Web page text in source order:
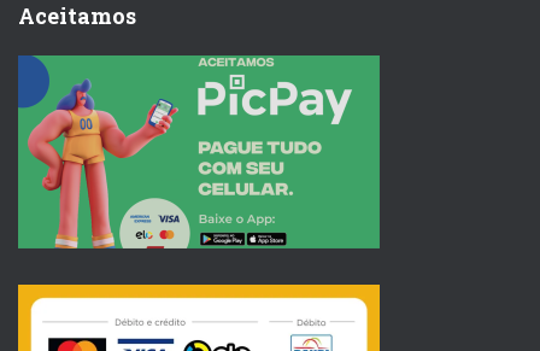
Aceitamos